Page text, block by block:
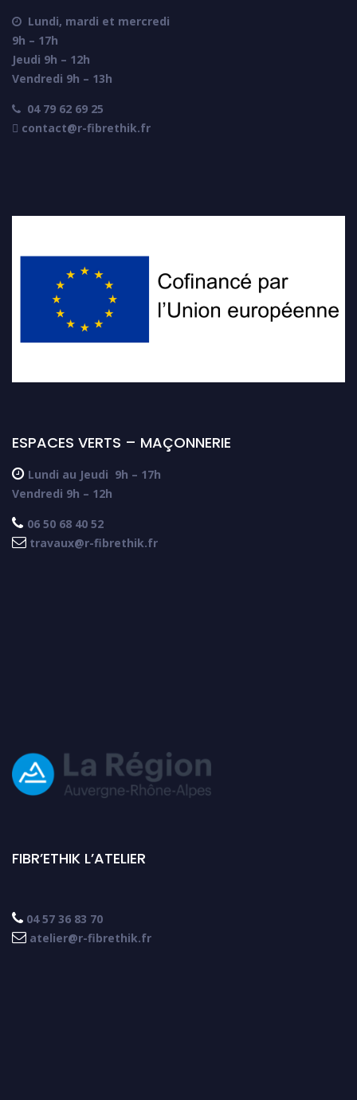

Lundi, mardi et mercredi
9h – 17h
Jeudi 9h – 12h
Vendredi 9h – 13h

04 79 62 69 25
 contact@r-fibrethik.fr
ESPACES VERTS – MAÇONNERIE
 Lundi au Jeudi 9h – 17h
Vendredi 9h – 12h
 06 50 68 40 52
 travaux@r-fibrethik.fr
FIBR’ETHIK L’ATELIER
 04 57 36 83 70
 atelier@r-fibrethik.fr